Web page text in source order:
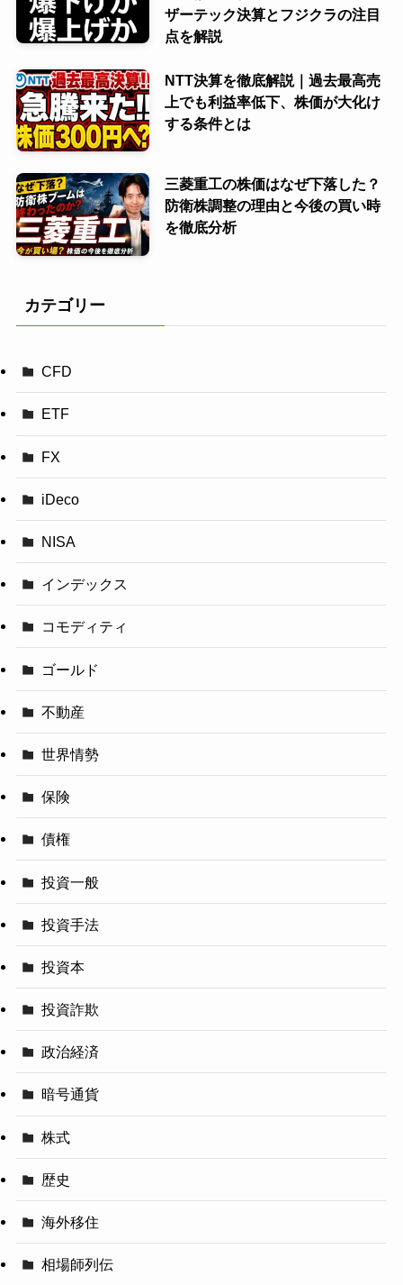
ザーテック決算とフジクラの注目
点を解説
NTT決算を徹底解説｜過去最高売
上でも利益率低下、株価が大化け
する条件とは
三菱重工の株価はなぜ下落した？
防衛株調整の理由と今後の買い時
を徹底分析
カテゴリー
CFD
ETF
FX
iDeco
NISA
インデックス
コモディティ
ゴールド
不動産
世界情勢
保険
債権
投資一般
投資手法
投資本
投資詐欺
政治経済
暗号通貨
株式
歴史
海外移住
相場師列伝